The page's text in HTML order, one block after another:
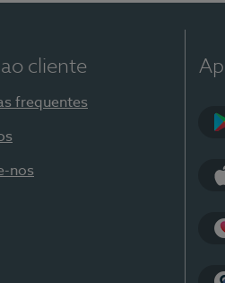
cliente
frequentes
nos